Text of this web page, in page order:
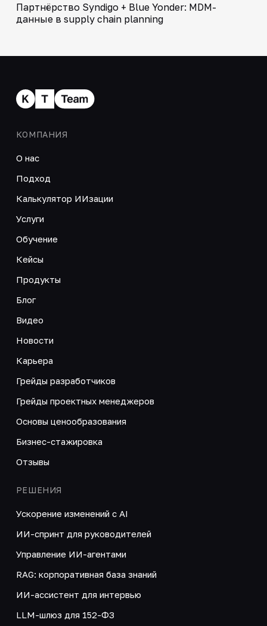
Партнёрство Syndigo + Blue Yonder: MDM-
данные в supply chain planning
КОМПАНИЯ
О нас
Подход
Калькулятор ИИзации
Услуги
Обучение
Кейсы
Продукты
Блог
Видео
Новости
Карьера
Грейды разработчиков
Грейды проектных менеджеров
Основы ценообразования
Бизнес-стажировка
Отзывы
РЕШЕНИЯ
Ускорение изменений с AI
ИИ-спринт для руководителей
Управление ИИ-агентами
RAG: корпоративная база знаний
ИИ-ассистент для интервью
LLM-шлюз для 152-ФЗ